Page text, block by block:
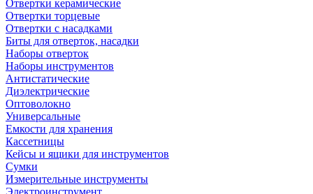
Отвертки керамические
Отвертки торцевые
Отвертки с насадками
Биты для отверток, насадки
Наборы отверток
Наборы инструментов
Антистатические
Диэлектрические
Оптоволокно
Универсальные
Емкости для хранения
Кассетницы
Кейсы и ящики для инструментов
Сумки
Измерительные инструменты
Электроинструмент